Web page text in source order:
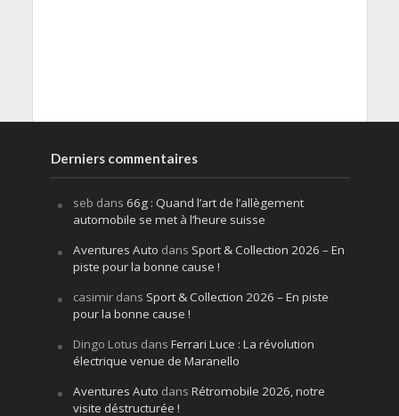
Derniers commentaires
seb dans 66g : Quand l’art de l’allègement
automobile se met à l’heure suisse
Aventures Auto dans Sport & Collection 2026 – En
piste pour la bonne cause !
casimirdans Sport & Collection 2026 – En piste
pour la bonne cause !
Dingo Lotus dans Ferrari Luce : La révolution
électrique venue de Maranello
Aventures Auto dans Rétromobile 2026, notre
visite déstructurée !